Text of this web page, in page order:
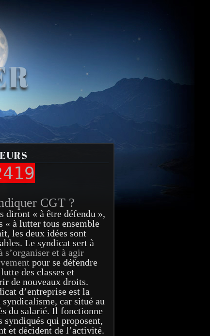
CGT ?
diront « à être défendu »,
« à lutter tous ensemble
les deux idées sont
Le syndicat sert à
s’organiser et à agir
pour se défendre
des classes et
de nouveaux droits.
d’entreprise est la
syndicalisme, car situé au
du salarié. Il fonctionne
syndiqués qui proposent,
et décident de l’activité.